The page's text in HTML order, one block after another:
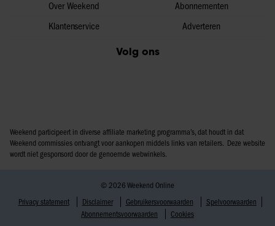
Over Weekend
Klantenservice
Abonnementen
Adverteren
Volg ons
Weekend participeert in diverse affiliate marketing programma’s, dat houdt in dat
Weekend commissies ontvangt voor aankopen middels links van retailers. Deze website
wordt niet gesponsord door de genoemde webwinkels.
© 2026 Weekend Online
Privacy statement
Disclaimer Gebruikersvoorwaarden
Spelvoorwaarden
Abonnementsvoorwaarden
Cookies